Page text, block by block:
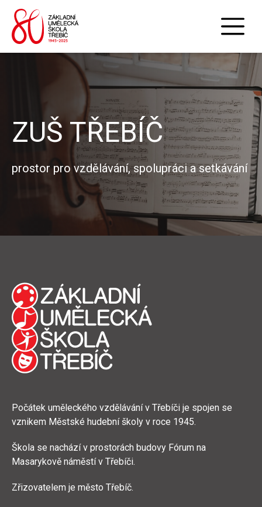
ZUŠ TŘEBÍČ
prostor pro vzdělávání, spolupráci a setkávání
Počátek uměleckého vzdělávání v Třebíči je spojen se
vznikem Městské hudební školy v roce 1945.
Škola se nachází v prostorách budovy Fórum na
Masarykově náměstí v Třebíči.
Zřizovatelem je město Třebíč.